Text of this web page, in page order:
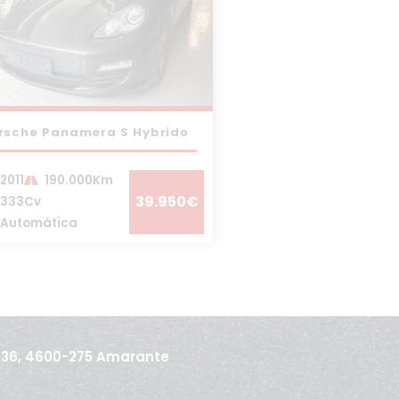
Panamera S Hybrido
2011
190.000Km
333Cv
Automática
39.950€
4600-275 Amarante